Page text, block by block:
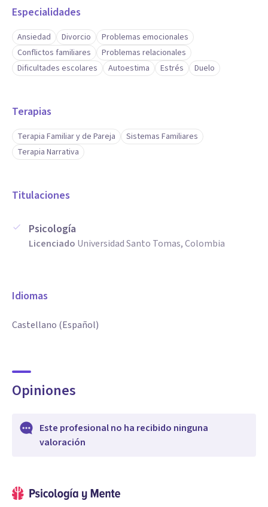
Especialidades
Ansiedad Divorcio
Problemas emocionales
Conflictos familiares
Problemas relacionales
Dificultades escolares
Autoestima Estrés Duelo
Terapias
Terapia Familiar y de Pareja
Sistemas Familiares
Terapia Narrativa
Titulaciones
Psicología
Licenciado Universidad Santo Tomas, Colombia
Idiomas
Castellano (Español)
Opiniones
Este profesional no ha recibido ninguna
valoración